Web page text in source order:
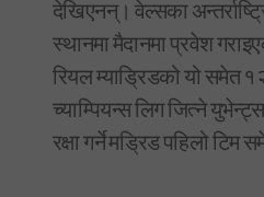
देखिएनन्। वेल्सका
स्थानमा मैदानमा प्रवेश
रियल म्याड्रिडको यो समेत
च्याम्पियन्स लिग जित्ने
रक्षा गर्ने मड्रिड पहिलो टिम